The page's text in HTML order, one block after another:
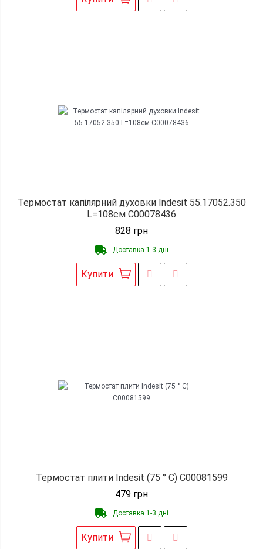
Термостат капілярний духовки Indesit 55.17052.350
L=108см C00078436
828 грн
Доставка 1-3 дні
Купити
Термостат плити Indesit (75 ° С) C00081599
479 грн
Доставка 1-3 дні
Купити